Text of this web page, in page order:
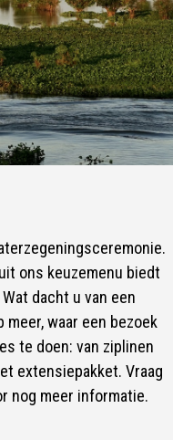
ons keuzemenu biedt
dacht u van een
waar een bezoek
te doen: van ziplinen
extensiepakket. Vraag
nog meer informatie.